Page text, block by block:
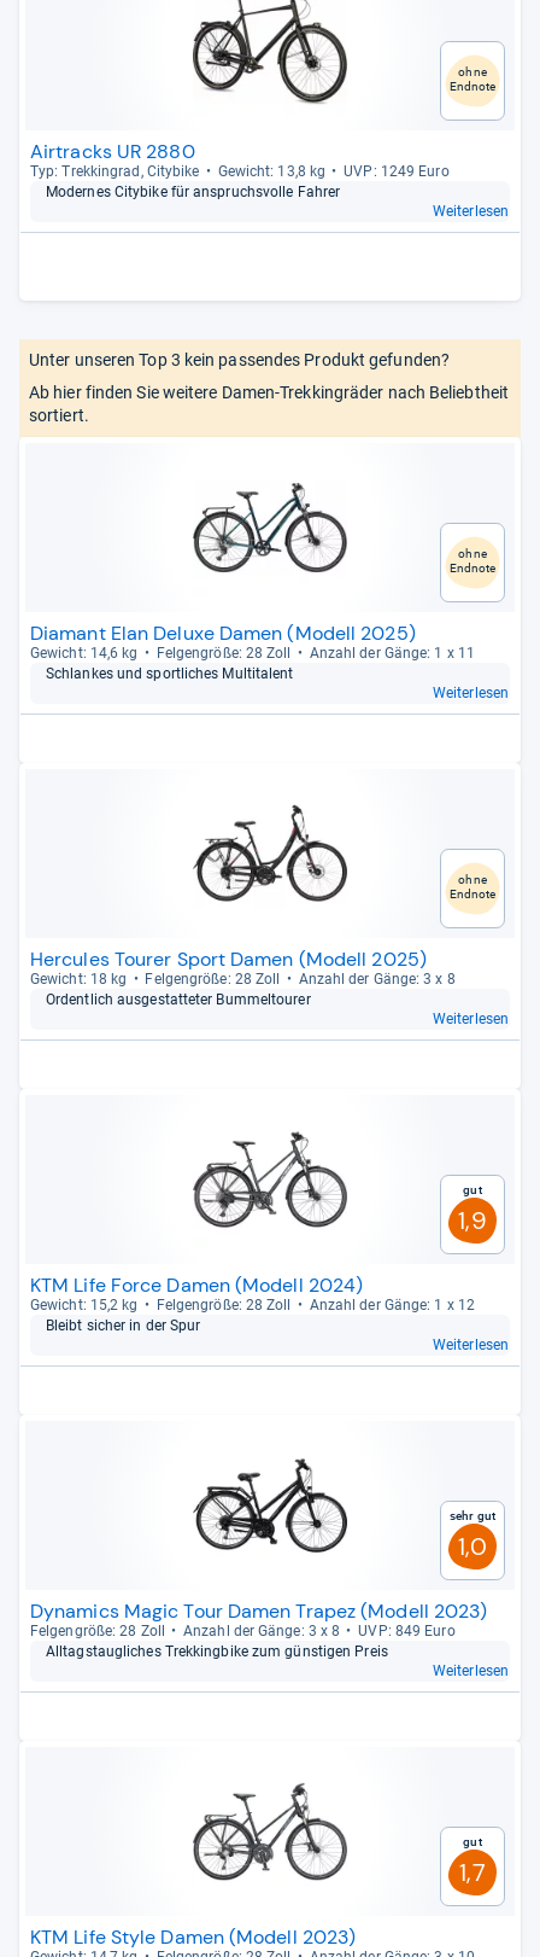
ohne
Endnote
Airtracks UR 2880
Typ: Trek­kin­grad, City­bike Gewicht: 13,8 kg
UVP: 1249 Euro
Moder­nes City­bike für anspruchs­volle Fah­rer
Weiterlesen
Unter unseren Top 3 kein passendes Produkt gefunden?
Ab hier finden Sie weitere Damen-Trekkingräder nach Beliebtheit
sortiert.
ohne
Endnote
Diamant Elan Deluxe Damen (Modell 2025)
Gewicht: 14,6 kg Fel­gen­größe: 28 Zoll
Anzahl der Gänge: 1 x 11
Schlan­kes und sport­li­ches Mul­ti­ta­lent
Weiterlesen
ohne
Endnote
Hercules Tourer Sport Damen (Modell 2025)
Gewicht: 18 kg Fel­gen­größe: 28 Zoll
Anzahl der Gänge: 3 x 8
Ordent­lich aus­ge­stat­te­ter Bum­mel­tou­rer
Weiterlesen
Gut
1,9
KTM Life Force Damen (Modell 2024)
Gewicht: 15,2 kg Fel­gen­größe: 28 Zoll
Anzahl der Gänge: 1 x 12
Bleibt sicher in der Spur
Weiterlesen
Sehr gut
1,0
Dynamics Magic Tour Damen Trapez (Modell 2023)
Fel­gen­größe: 28 Zoll Anzahl der Gänge: 3 x 8
UVP: 849 Euro
All­tags­taug­li­ches Trek­king­bike zum güns­ti­gen Preis
Weiterlesen
Gut
1,7
KTM Life Style Damen (Modell 2023)